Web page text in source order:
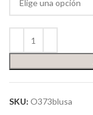
SKU: O373blusa